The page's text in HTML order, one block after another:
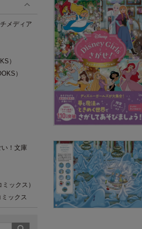
メディア
）
）
！文庫
ックス）
ックス